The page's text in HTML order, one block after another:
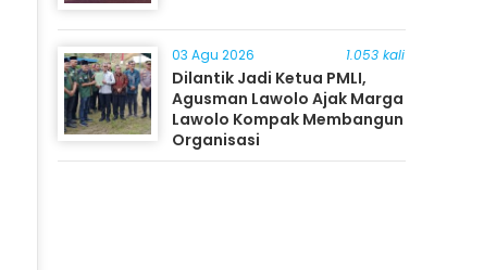
03 Agu 2026 1.053 kali
Dilantik Jadi Ketua PMLI,
Agusman Lawolo Ajak Marga
Lawolo Kompak Membangun
Organisasi